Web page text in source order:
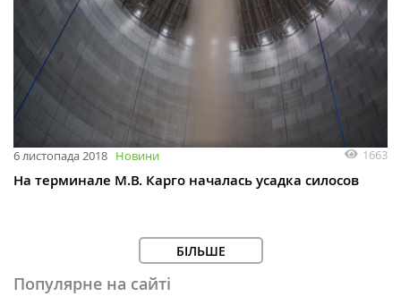
6 листопада 2018 Новини 1663
На терминале М.В. Карго началась усадка силосов
БІЛЬШЕ
Популярне на сайті